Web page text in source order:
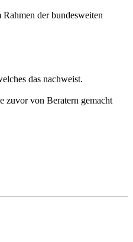
der bundesweiten
das nachweist.
zuvor von Beratern gemacht